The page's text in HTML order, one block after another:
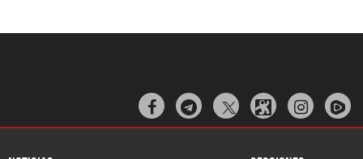
  